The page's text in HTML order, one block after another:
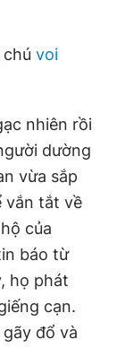
voi
nhiên rồi
dường
vừa sắp
vắn tắt về
của
báo từ
họ phát
cạn.
đổ và